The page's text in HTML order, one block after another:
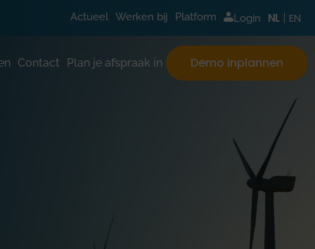
Actueel Werken bij Platform Login NL EN
Contact Plan je afspraak in Demo inplannen